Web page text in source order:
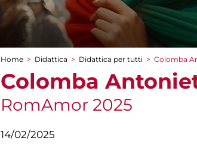
Tu sei qui
Home > Didattica > Didattica per tutti > Colomba
Colomba
RomAmor 2025
14/02/2025